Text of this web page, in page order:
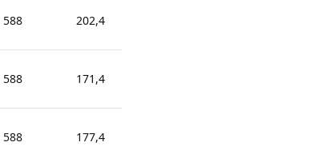
588 202,4
588 171,4
588 177,4